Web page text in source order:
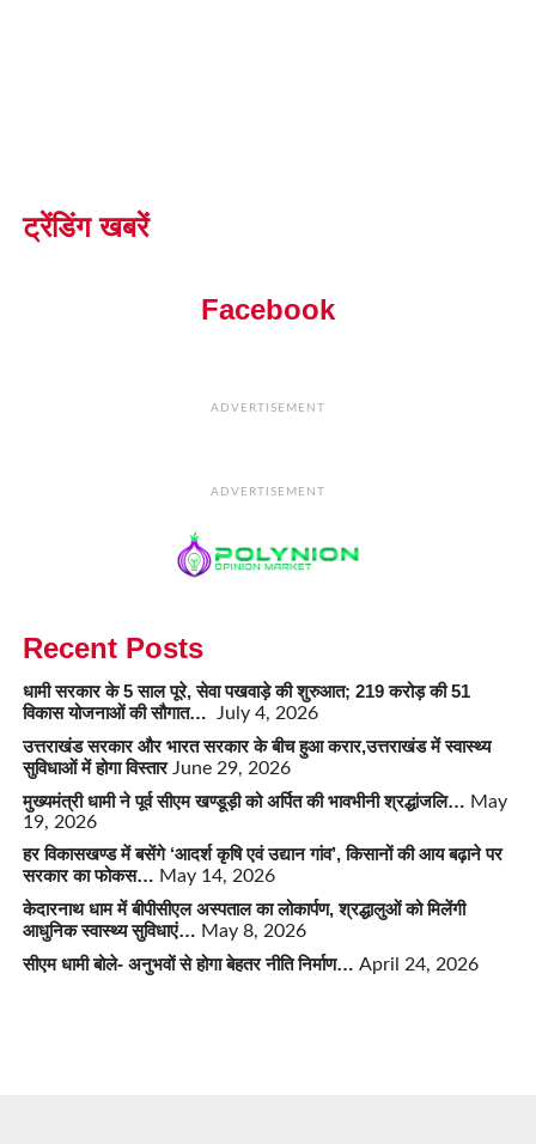
ट्रेंडिंग खबरें
Facebook
ADVERTISEMENT
ADVERTISEMENT
Recent Posts
धामी सरकार के 5 साल पूरे, सेवा पखवाड़े की शुरुआत; 219 करोड़ की 51
विकास योजनाओं की सौगात…
July 4, 2026
उत्तराखंड सरकार और भारत सरकार के बीच हुआ करार,उत्तराखंड में स्वास्थ्य
सुविधाओं में होगा विस्तार June 29, 2026
मुख्यमंत्री धामी ने पूर्व सीएम खण्डूड़ी को अर्पित की भावभीनी श्रद्धांजलि… May
19, 2026
हर विकासखण्ड में बसेंगे ‘आदर्श कृषि एवं उद्यान गांव’, किसानों की आय बढ़ाने पर
सरकार का फोकस… May 14, 2026
केदारनाथ धाम में बीपीसीएल अस्पताल का लोकार्पण, श्रद्धालुओं को मिलेंगी
आधुनिक स्वास्थ्य सुविधाएं… May 8, 2026
सीएम धामी बोले- अनुभवों से होगा बेहतर नीति निर्माण… April 24, 2026